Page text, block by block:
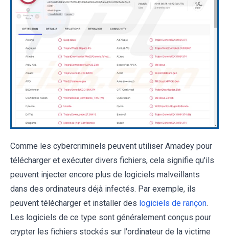
Comme les cybercriminels peuvent utiliser Amadey pour
télécharger et exécuter divers fichiers, cela signifie qu'ils
peuvent injecter encore plus de logiciels malveillants
dans des ordinateurs déjà infectés. Par exemple, ils
peuvent télécharger et installer des logiciels de rançon.
Les logiciels de ce type sont généralement conçus pour
crypter les fichiers stockés sur l'ordinateur de la victime